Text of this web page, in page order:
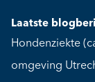
Laatste
Hondenziekte
omgeving